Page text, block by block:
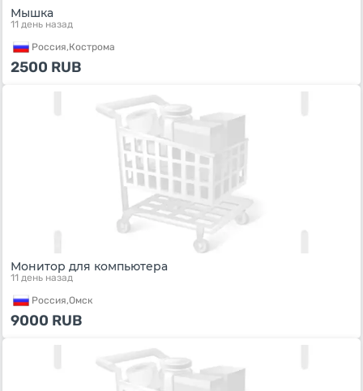
Мышка
11 день назад
Россия,Кострома
2500 RUB
Монитор для компьютера
11 день назад
Россия,Омск
9000 RUB